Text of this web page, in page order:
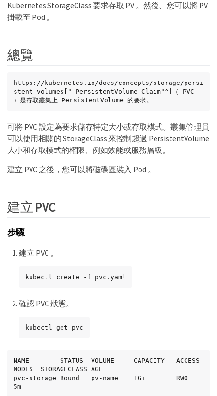
Kubernetes StorageClass 要求存取 PV 。然後、您可以將 PV
掛載至 Pod 。
總覽
https://kubernetes.io/docs/concepts/storage/persi
stent-volumes["_PersistentVolume Claim"^]（ PVC
）是存取叢集上 PersistentVolume 的要求。
可將 PVC 設定為要求儲存特定大小或存取模式。叢集管理員
可以使用相關的 StorageClass 來控制超過 PersistentVolume
大小和存取模式的權限、例如效能或服務層級。
建立 PVC 之後，您可以將磁碟區裝入 Pod 。
建立 PVC
步驟
建立 PVC 。
kubectl create -f pvc.yaml
確認 PVC 狀態。
kubectl get pvc
NAME        STATUS  VOLUME     CAPACITY   ACCESS
MODES  STORAGECLASS AGE
pvc-storage Bound   pv-name    1Gi        RWO
5m